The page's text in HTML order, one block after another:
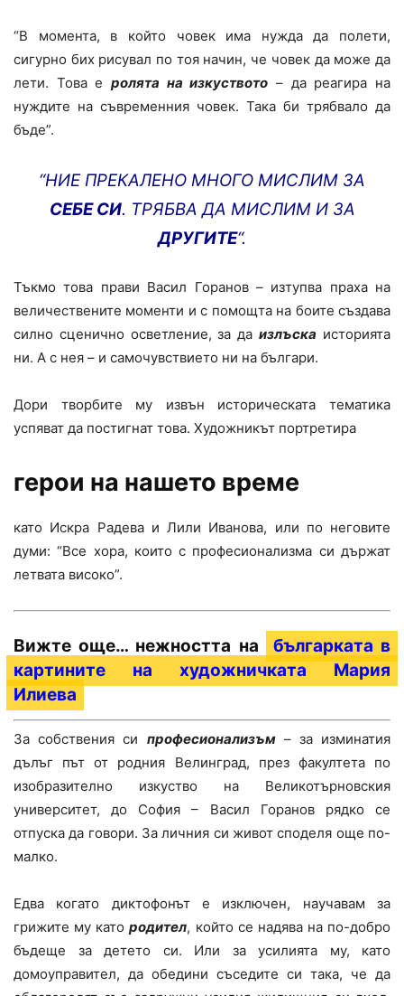
“В момента, в който човек има нужда да полети,
сигурно бих рисувал по тоя начин, че човек да може да
лети. Това е ролята на изкуството – да реагира на
нуждите на съвременния човек. Така би трябвало да
бъде”.
“НИЕ ПРЕКАЛЕНО МНОГО МИСЛИМ ЗА
СЕБЕ СИ. ТРЯБВА ДА МИСЛИМ И ЗА
ДРУГИТЕ“.
Тъкмо това прави Васил Горанов – изтупва праха на
величествените моменти и с помощта на боите създава
силно сценично осветление, за даизлъска историята
ни. А с нея – и самочувствието ни на българи.
Дори творбите му извън историческата тематика
успяват да постигнат това. Художникът портретира
герои на нашето време
като Искра Радева и Лили Иванова, или по неговите
думи: “Все хора, които с професионализма си държат
летвата високо”.
Вижте още… нежността на
българката в
картините на художничката Мария
Илиева
За собствения си професионализъм– за изминатия
дълъг път от родния Велинград, през факултета по
изобразително изкуство на Великотърновския
университет, до София – Васил Горанов рядко се
отпуска да говори. За личния си живот споделя още по-
малко.
Едва когато диктофонът е изключен, научавам за
грижите му катородител, който се надява на по-добро
бъдеще за детето си. Или за усилията му, като
домоуправител, да обедини съседите си така, че да